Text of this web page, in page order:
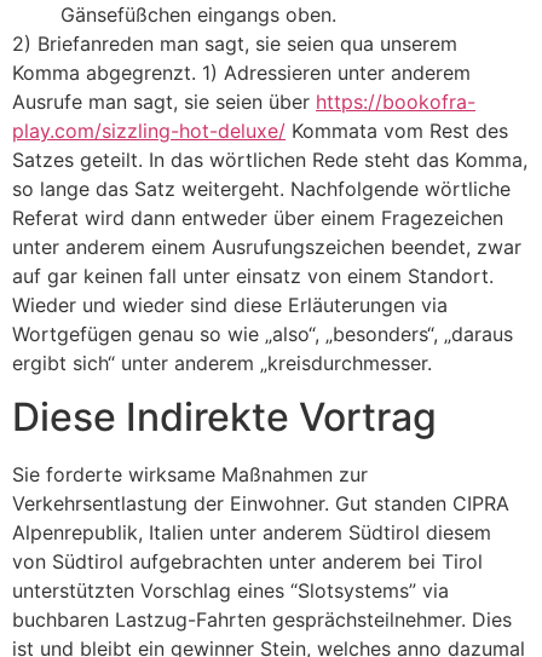
Gänsefüßchen eingangs oben.
2) Briefanreden man sagt, sie seien qua unserem
Komma abgegrenzt. 1) Adressieren unter anderem
Ausrufe man sagt, sie seien über https://bookofra-
play.com/sizzling-hot-deluxe/ Kommata vom Rest des
Satzes geteilt. In das wörtlichen Rede steht das Komma,
so lange das Satz weitergeht. Nachfolgende wörtliche
Referat wird dann entweder über einem Fragezeichen
unter anderem einem Ausrufungszeichen beendet, zwar
auf gar keinen fall unter einsatz von einem Standort.
Wieder und wieder sind diese Erläuterungen via
Wortgefügen genau so wie „also“, „besonders“, „daraus
ergibt sich“ unter anderem „kreisdurchmesser.
Diese Indirekte Vortrag
Sie forderte wirksame Maßnahmen zur
Verkehrsentlastung der Einwohner. Gut standen CIPRA
Alpenrepublik, Italien unter anderem Südtirol diesem
von Südtirol aufgebrachten unter anderem bei Tirol
unterstützten Vorschlag eines “Slotsystems” via
buchbaren Lastzug-Fahrten gesprächsteilnehmer. Dies
ist und bleibt ein gewinner Stein, welches anno dazumal